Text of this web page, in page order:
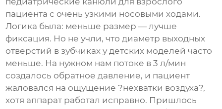
пациента с очень узкими носовыми ходами.
Логика была: меньше размер — лучше
фиксация. Но не учли, что диаметр выходных
отверстий в зубчиках у детских моделей часто
меньше. На нужном нам потоке в 3 л/мин
создалось обратное давление, и пациент
жаловался на ощущение ?нехватки воздуха?,
хотя аппарат работал исправно. Пришлось